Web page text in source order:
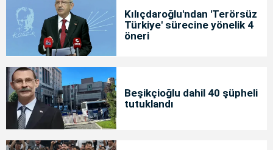
Kılıçdaroğlu'ndan 'Terörsüz
Türkiye' sürecine yönelik 4
öneri
Beşikçioğlu dahil 40 şüpheli
tutuklandı